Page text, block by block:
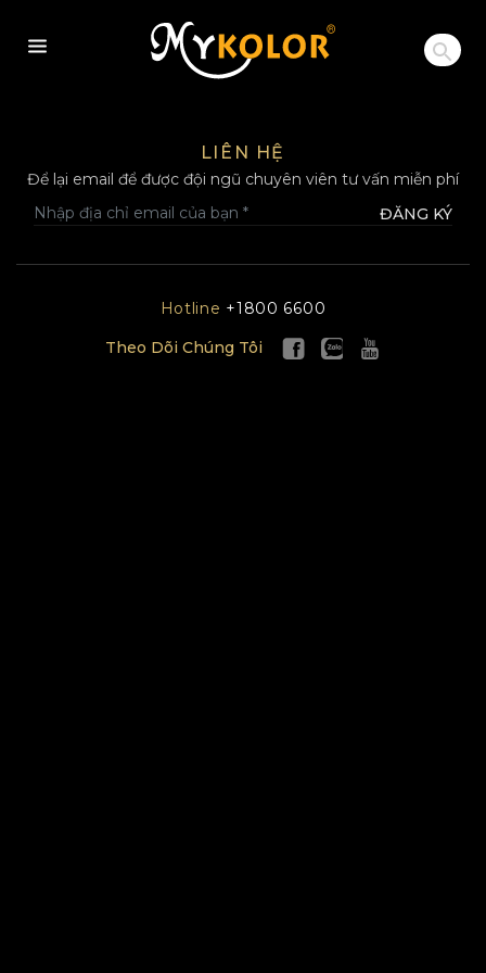
MYKOLOR
LIÊN HỆ
Để lại email để được đội ngũ chuyên viên tư vấn miễn phí
ĐĂNG KÝ
Hotline +1800 6600
Theo Dõi Chúng Tôi